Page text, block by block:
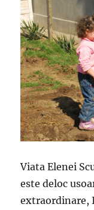
Viata Elenei
este deloc
extraordinare,